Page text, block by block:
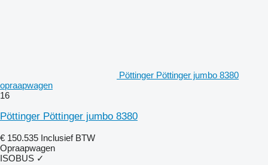
Pöttinger Pöttinger jumbo 8380
opraapwagen
16
Pöttinger Pöttinger jumbo 8380
€ 150.535 Inclusief BTW
Opraapwagen
ISOBUS ✓